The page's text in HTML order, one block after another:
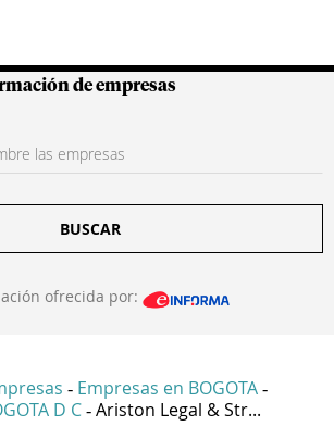
Colombianas
de empresas
BUSCAR
ofrecida por:
- Empresas en BOGOTA -
D C - Ariston Legal & Str...